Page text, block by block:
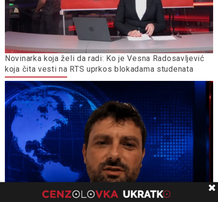
Novinarka koja želi da radi: Ko je Vesna Radosavljević
koja čita vesti na RTS uprkos blokadama studenata